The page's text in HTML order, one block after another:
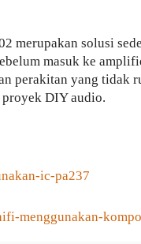
merupakan solusi
masuk ke
perakitan yang tidak
DIY audio.
ic-pa237
menggunakan-